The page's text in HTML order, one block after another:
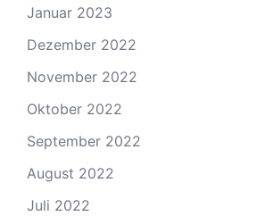
Januar 2023
Dezember 2022
November 2022
Oktober 2022
September 2022
August 2022
Juli 2022